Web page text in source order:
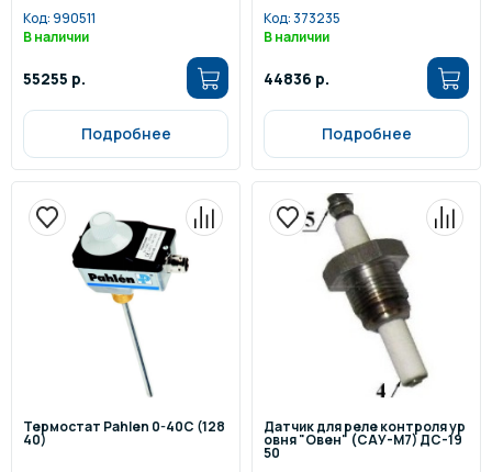
Код:990511
В наличии
55255 р.
Подробнее
Код:373235
В наличии
44836 р.
Подробнее
Термостат Pahlen 0-40С (128
40)
Датчик для реле контроля ур
овня "Овен" (САУ-М7) ДС-19
50